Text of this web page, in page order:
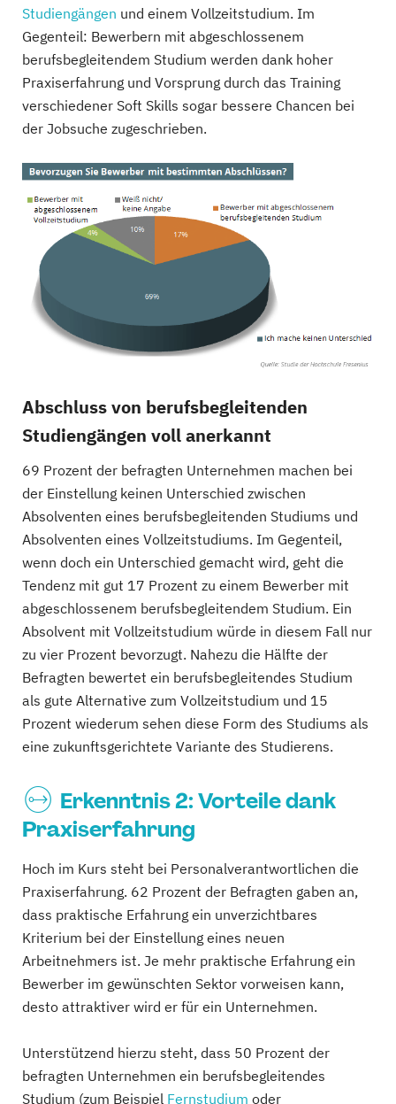
Studiengängen und einem Vollzeitstudium. Im
Gegenteil: Bewerbern mit abgeschlossenem
berufsbegleitendem Studium werden dank hoher
Praxiserfahrung und Vorsprung durch das Training
verschiedener Soft Skills sogar bessere Chancen bei
der Jobsuche zugeschrieben.
Abschluss von berufsbegleitenden
Studiengängen voll anerkannt
69 Prozent der befragten Unternehmen machen bei
der Einstellung keinen Unterschied zwischen
Absolventen eines berufsbegleitenden Studiums und
Absolventen eines Vollzeitstudiums. Im Gegenteil,
wenn doch ein Unterschied gemacht wird, geht die
Tendenz mit gut 17 Prozent zu einem Bewerber mit
abgeschlossenem berufsbegleitendem Studium. Ein
Absolvent mit Vollzeitstudium würde in diesem Fall nur
zu vier Prozent bevorzugt. Nahezu die Hälfte der
Befragten bewertet ein berufsbegleitendes Studium
als gute Alternative zum Vollzeitstudium und 15
Prozent wiederum sehen diese Form des Studiums als
eine zukunftsgerichtete Variante des Studierens.
Erkenntnis 2: Vorteile dank
Praxiserfahrung
Hoch im Kurs steht bei Personalverantwortlichen die
Praxiserfahrung. 62 Prozent der Befragten gaben an,
dass praktische Erfahrung ein unverzichtbares
Kriterium bei der Einstellung eines neuen
Arbeitnehmers ist. Je mehr praktische Erfahrung ein
Bewerber im gewünschten Sektor vorweisen kann,
desto attraktiver wird er für ein Unternehmen.
Unterstützend hierzu steht, dass 50 Prozent der
befragten Unternehmen ein berufsbegleitendes
Studium (zum Beispiel Fernstudium oder